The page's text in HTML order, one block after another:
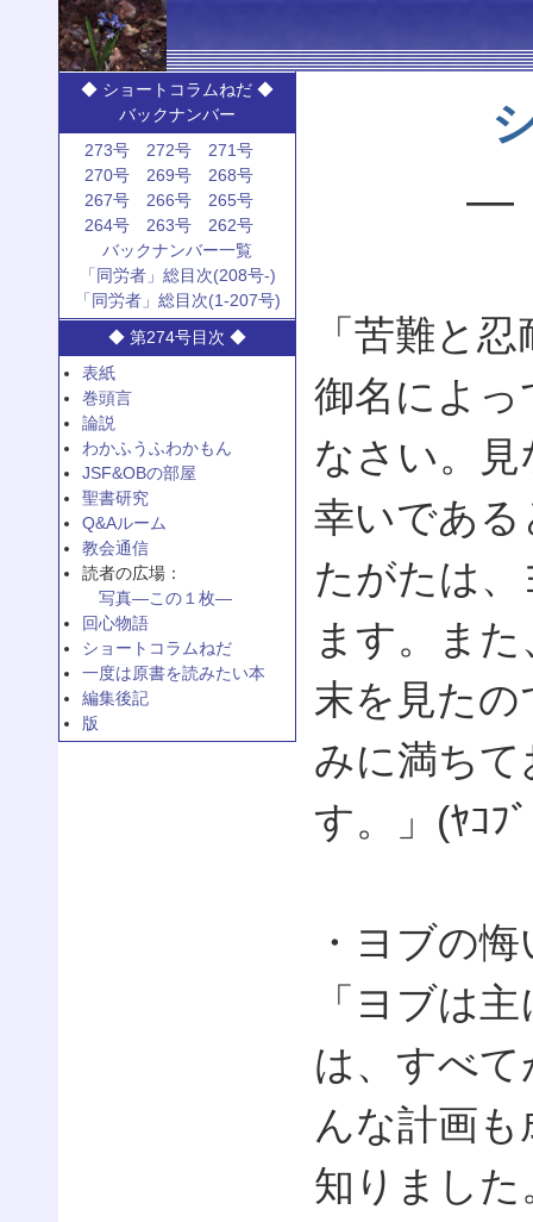
◆ ショートコラムねだ ◆
バックナンバー
273号
272号
271号
270号
269号
268号
267号
266号
265号
264号
263号
262号
バックナンバー一覧
「同労者」総目次(208号-)
「同労者」総目次(1-207号)
◆ 第274号目次 ◆
表紙
巻頭言
論説
わかふうふわかもん
JSF&OBの部屋
聖書研究
Q&Aルーム
教会通信
読者の広場：
写真—この１枚—
回心物語
ショートコラムねだ
一度は原書を読みたい本
編集後記
版
—
「苦難と
御名によっ
なさい。
幸いであ
たがたは
ます。ま
末を見た
みに満ち
す。」(ﾔｺﾌ
・ヨブの
「ヨブは
は、すべ
んな計画
知りまし